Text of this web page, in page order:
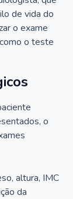
de vida do
o exame
o teste
o
altura, IMC
da